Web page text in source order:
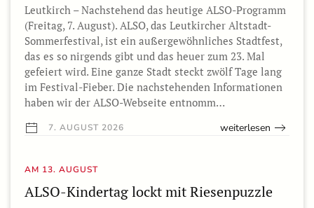
Leutkirch – Nachstehend das heutige ALSO-Programm
(Freitag, 7. August). ALSO, das Leutkircher Altstadt-
Sommerfestival, ist ein außergewöhnliches Stadtfest,
das es so nirgends gibt und das heuer zum 23. Mal
gefeiert wird. Eine ganze Stadt steckt zwölf Tage lang
im Festival-Fieber. Die nachstehenden Informationen
haben wir der ALSO-Webseite entnomm…
7. AUGUST 2026 weiterlesen
AM 13. AUGUST
ALSO-Kindertag lockt mit Riesenpuzzle